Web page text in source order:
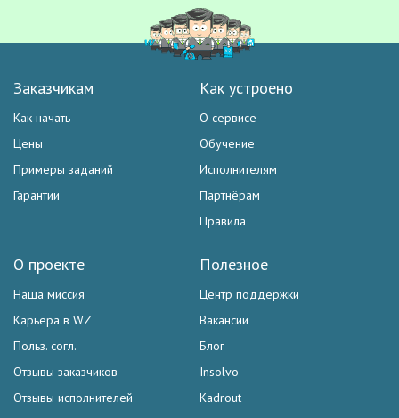
Заказчикам
Как начать
Цены
Примеры заданий
Гарантии
Как устроено
О сервисе
Обучение
Исполнителям
Партнёрам
Правила
Полезное
Центр поддержки
Вакансии
Блог
Insolvo
Kadrout
О проекте
Наша миссия
Карьера в WZ
Польз. согл.
Отзывы заказчиков
Отзывы исполнителей